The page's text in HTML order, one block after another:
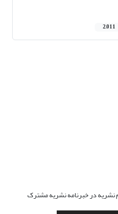
2,011
نشریه در خبرنامه نشریه مشترک